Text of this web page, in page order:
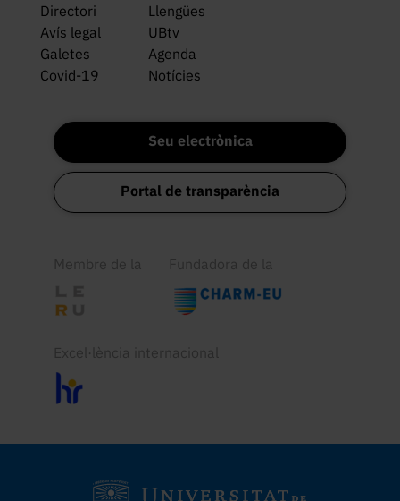
Directori
Llengües
Avís legal
UBtv
Galetes
Agenda
Covid-19
Notícies
Seu electrònica
Portal de transparència
Membre de la Fundadora de la
Excel·lència internacional